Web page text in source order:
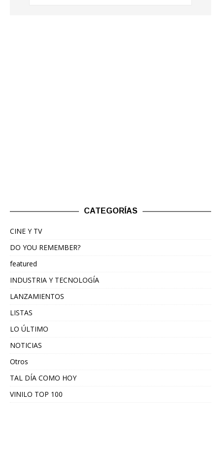
CATEGORÍAS
CINE Y TV
DO YOU REMEMBER?
featured
INDUSTRIA Y TECNOLOGÍA
LANZAMIENTOS
LISTAS
LO ÚLTIMO
NOTICIAS
Otros
TAL DÍA COMO HOY
VINILO TOP 100